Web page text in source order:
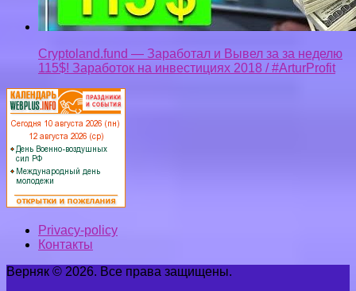
Сryptoland.fund — Заработал и Вывел за за неделю
115$! Заработок на инвестициях 2018 / #ArturProfit
Privacy-policy
Контакты
Верняк © 2026. Все права защищены.